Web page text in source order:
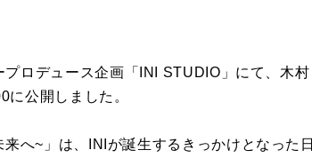
ロデュース企画「INI STUDIO」にて、木村
公開しました。
へ~」は、INIが誕生するきっかけとなった日